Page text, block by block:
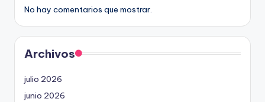
No hay comentarios que mostrar.
Archivos
julio 2026
junio 2026